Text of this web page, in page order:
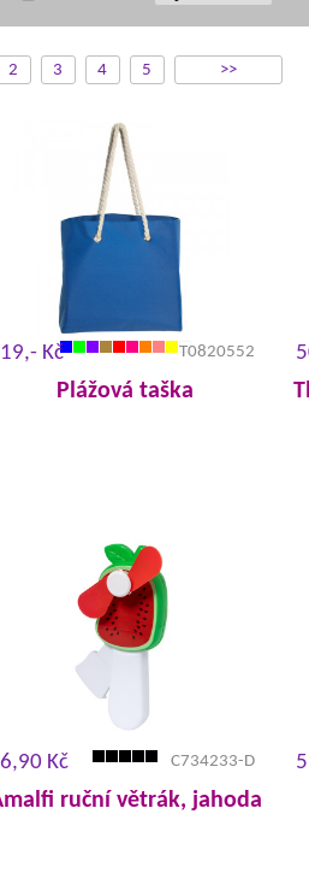
2 3 4 5 >>
Kč T0820552
Plážová taška
Kč C734233-D
ruční větrák, jahoda